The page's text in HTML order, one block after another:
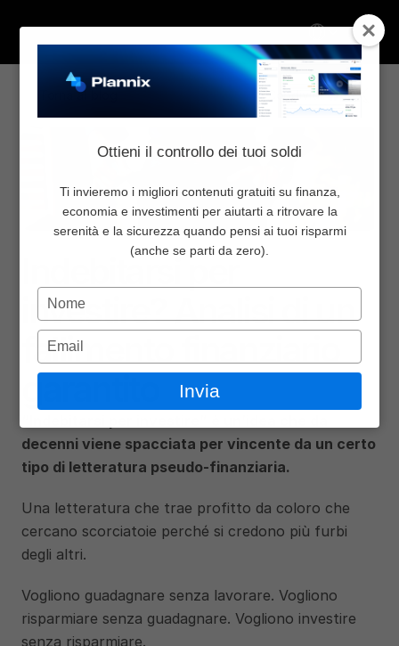
Ottieni il controllo dei tuoi soldi
Ti invieremo i migliori contenuti gratuiti su finanza,
economia e investimenti per aiutarti a ritrovare la
serenità e la sicurezza quando pensi ai tuoi risparmi
(anche se parti da zero).
Digita
il
nome
Digita
l'email
Invia
Select Language
Inizia da qui
Pricing
Contattaci
Accedi
Select Language
Torna al blog Condividi:
29 lug 2025
Indebitarsi per
investire? Analisi di un
fallimento finanziario
garantito
decenni viene spacciata per vincente da un certo
tipo di letteratura pseudo-finanziaria.
Una letteratura che trae profitto da coloro che
cercano scorciatoie perché si credono più furbi
degli altri.
Vogliono guadagnare senza lavorare. Vogliono
risparmiare senza guadagnare. Vogliono investire
senza risparmiare.